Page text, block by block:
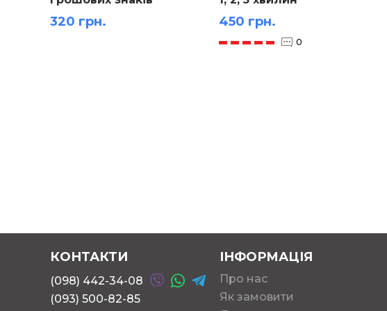
320 грн. 450 грн.
0
КОНТАКТИ
(098) 442-34-08
(093) 500-82-85
ІНФОРМАЦІЯ
Про нас
Як замовити